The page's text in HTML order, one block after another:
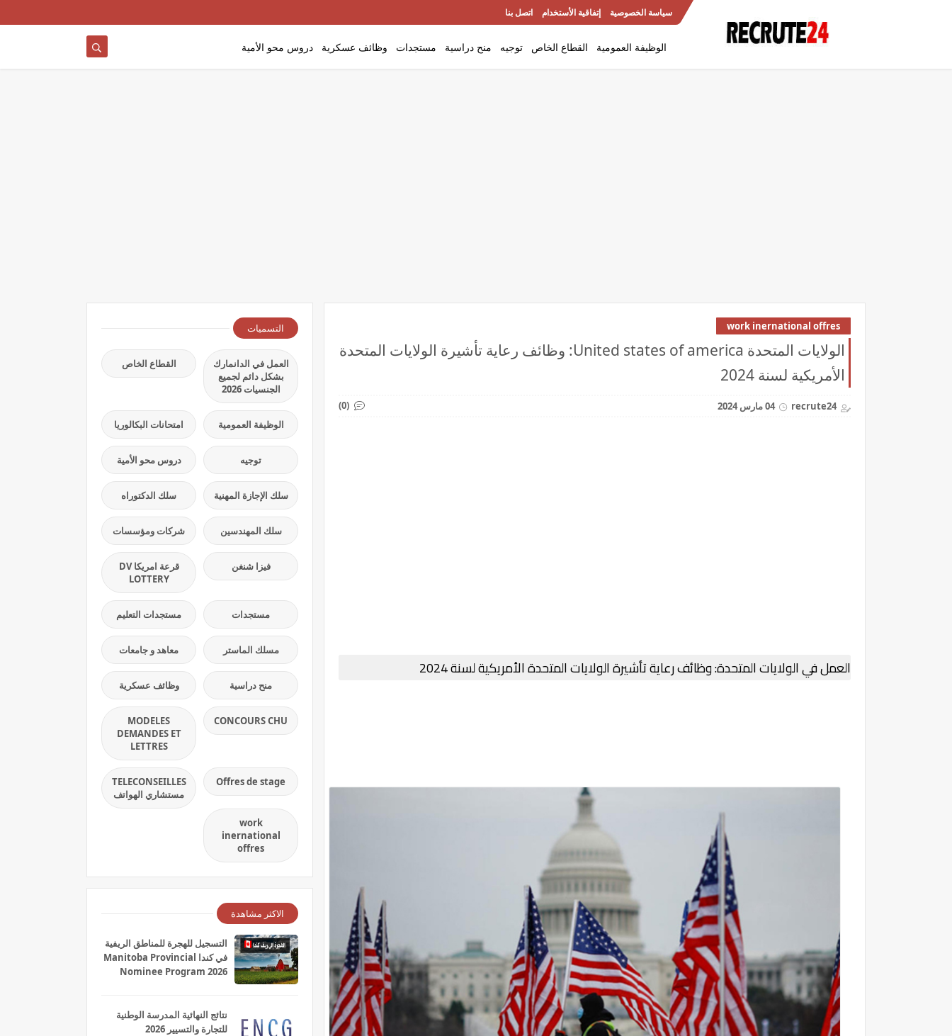
سياسة الخصوصية إتفاقية الأستخدام اتصل بنا
الوظيفة العمومية القطاع الخاص توجيه منح دراسية مستجدات وظائف عسكرية دروس محو الأمية
work inernational offres
الولايات المتحدة United states of america: وظائف رعاية تأشيرة الولايات المتحدة
الأمريكية لسنة 2024
recrute24 04 مارس 2024 (0)
العمل في الولايات المتحدة: وظائف رعاية تأشيرة الولايات المتحدة الأمريكية لسنة 2024
التسميات
العمل في الدانمارك
بشكل دائم لجميع
الجنسيات 2026
القطاع الخاص
الوظيفة العمومية امتحانات البكالوريا
توجيه دروس محو الأمية
سلك الإجازة المهنية سلك الدكتوراه
سلك المهندسين شركات ومؤسسات
فيزا شنغن
قرعة امريكا DV
LOTTERY
مستجدات مستجدات التعليم
مسلك الماستر معاهد و جامعات
منح دراسية وظائف عسكرية
CONCOURS CHU
MODELES
DEMANDES ET
LETTRES
Offres de stage
TELECONSEILLES
مستشاري الهواتف
work
inernational
offres
الاكثر مشاهدة
التسجيل للهجرة للمناطق الريفية
في كندا Manitoba Provincial
Nominee Program 2026
نتائج النهائية المدرسة الوطنية
للتجارة والتسيير 2026